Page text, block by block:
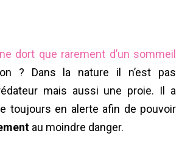
dort que rarement d’un sommeil
? Dans la nature il n’est pas
mais aussi une proie. Il a
toujours en alerte afin de pouvoir
au moindre danger.